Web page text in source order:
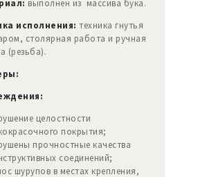
выполнен из массива бука.
исполнения: техника гнутья
столярная работа и ручная
(резьба).
целостности
покрытия;
прочностные качества
соединений;
шурупов в местах крепления,